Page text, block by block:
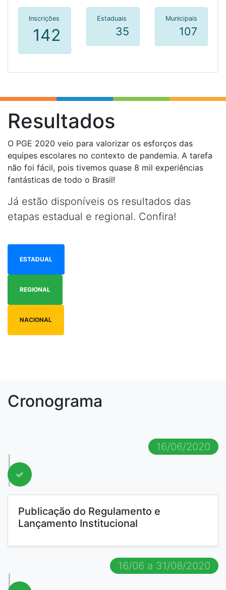
Inscrições
142
Estaduais
35
Municipais
107
Resultados
O PGE 2020 veio para valorizar os esforços das
equipes escolares no contexto de pandemia. A tarefa
não foi fácil, pois tivemos quase 8 mil experiências
fantásticas de todo o Brasil!
Já estão disponíveis os resultados das
etapas estadual e regional. Confira!
ESTADUAL
REGIONAL
NACIONAL
Cronograma
16/06/2020
Publicação do Regulamento e
Lançamento Institucional
16/06 a 31/08/2020